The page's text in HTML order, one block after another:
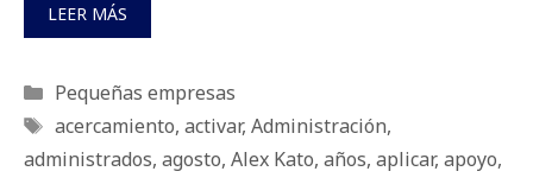
LEER MÁS
Categorías
Pequeñas empresas
Etiquetas
acercamiento, activar, Administración,
administrados, agosto, Alex Kato, años, aplicar, apoyo,